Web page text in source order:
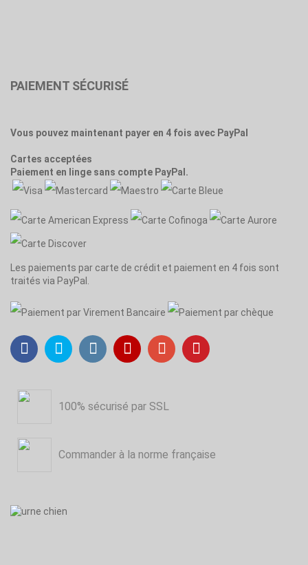
PAIEMENT SÉCURISÉ
Vous pouvez maintenant payer en 4 fois avec PayPal
Cartes acceptées
Paiement en linge sans compte PayPal.
Les paiements par carte de crédit et paiement en 4 fois sont
traités via PayPal.
100% sécurisé par SSL
Commander à la norme française